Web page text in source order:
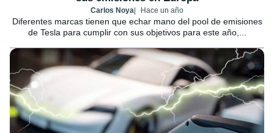
Carlos Noya Hace un año
Diferentes marcas tienen que echar mano del pool de emisiones
de Tesla para cumplir con sus objetivos para este año,...